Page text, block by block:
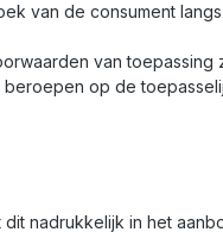
van de consument
van
op de
nadrukkelijk in het